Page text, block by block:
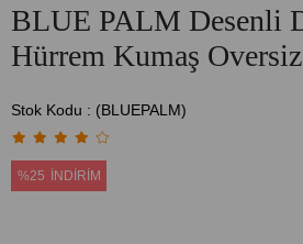
BLUE PALM Desenli
Hürrem Kumaş
Stok Kodu (BLUEPALM)
%25 İNDIRIM